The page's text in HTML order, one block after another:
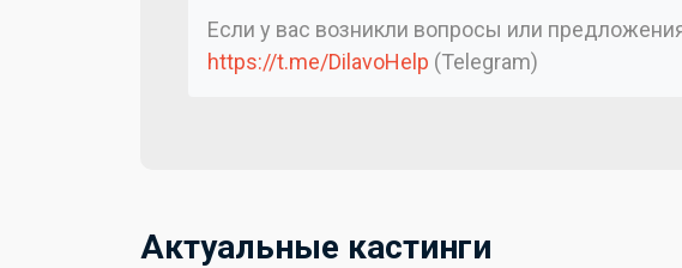
Если у вас возникли вопросы или
https://t.me/DilavoHelp (Telegram)
Актуальные кастинги